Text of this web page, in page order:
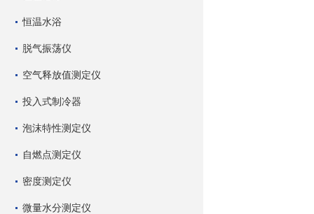
恒温水浴
脱气振荡仪
空气释放值测定仪
投入式制冷器
泡沫特性测定仪
自燃点测定仪
密度测定仪
微量水分测定仪